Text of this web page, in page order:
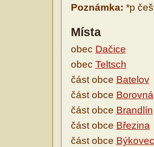
Poznámka: *p
Místa
obec Dačice
obec Teltsch
část obce Batelov
část obce Borovná
část obce Brandlín
část obce Březina
část obce Býkovec